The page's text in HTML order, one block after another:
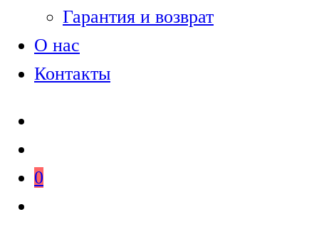
Гарантия и возврат
О нас
Контакты
0